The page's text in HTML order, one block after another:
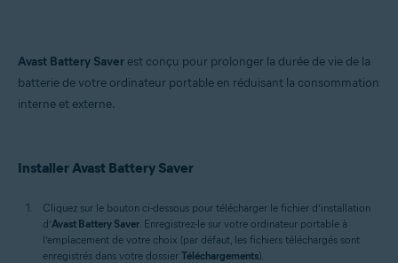
Produits:
Avast Battery Saver 22.x pour Windows
Microsoft Windows 8.1/Professionnel/Entreprise (32/64 bits)
Microsoft Windows 7 Édition Familiale Basique/Édition Familiale
Premium/Professionnel/Entreprise/Édition Intégrale - Service Pack 1
(32/64 bits)
Avast Battery Saver est conçu pour prolonger la durée de vie de la
batterie de votre ordinateur portable en réduisant la consommation
interne et externe.
Installer Avast Battery Saver
Cliquez sur le bouton ci-dessous pour télécharger le fichier d’installation
d’Avast Battery Saver. Enregistrez-le sur votre ordinateur portable à
l’emplacement de votre choix (par défaut, les fichiers téléchargés sont
enregistrés dans votre dossier Téléchargements).